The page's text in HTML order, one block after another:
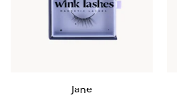
Jane